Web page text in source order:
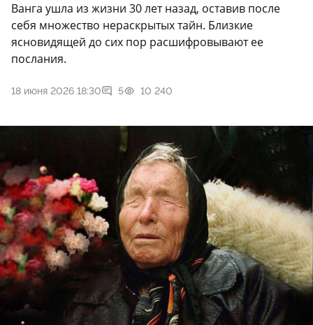
Ванга ушла из жизни 30 лет назад, оставив после
себя множество нераскрытых тайн. Близкие
ясновидящей до сих пор расшифровывают ее
послания.
18 июня 2026 18:30 5 10 240